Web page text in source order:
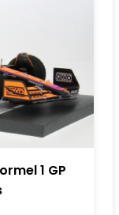
1 GP